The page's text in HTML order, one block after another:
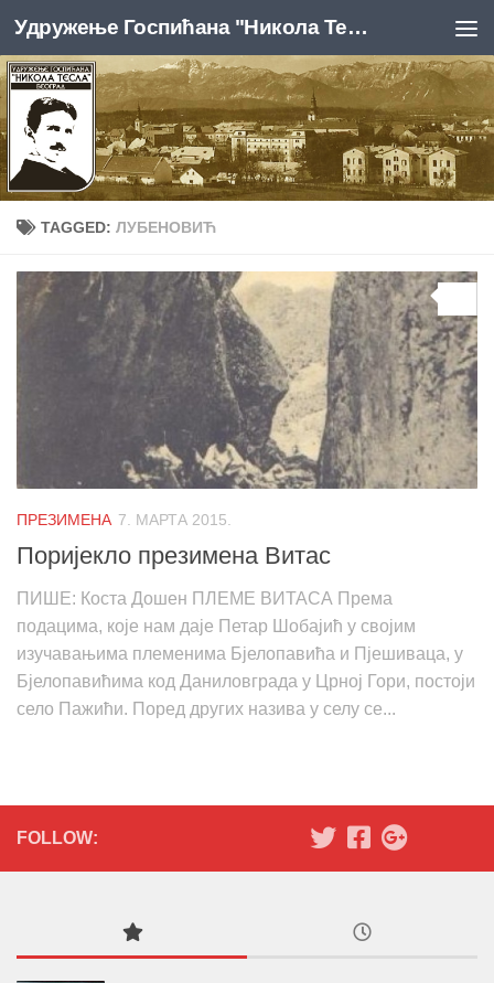
Skip to content Удружење Госпићана "Никола Тесла", Београд
TAGGED: ЛУБЕНОВИЋ
ПРЕЗИМЕНА 7. МАРТА 2015.
Поријекло презимена Витас
ПИШЕ: Коста Дошен ПЛЕМЕ ВИТАСА Према
подацима, које нам даје Петар Шобајић у својим
изучавањима племенима Бјелопавића и Пјешиваца, у
Бјелопавићима код Даниловграда у Црној Гори, постоји
село Пажићи. Поред других назива у селу се...
FOLLOW: